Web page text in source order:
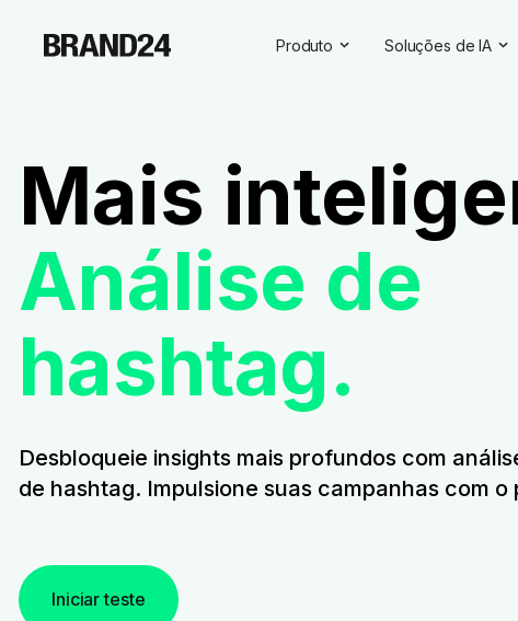
Produto
Para agências
Para profissionais de marketing
Para profissionais de RP
Para SaaS
Serviços profissionais
Soluções de IA
Assistente de
Visibilidade da IA
Mais
Análise de
hashtag.
Desbloqueie insights mais profundos com
de hashtag. Impulsione suas campanhas com o
Iniciar teste